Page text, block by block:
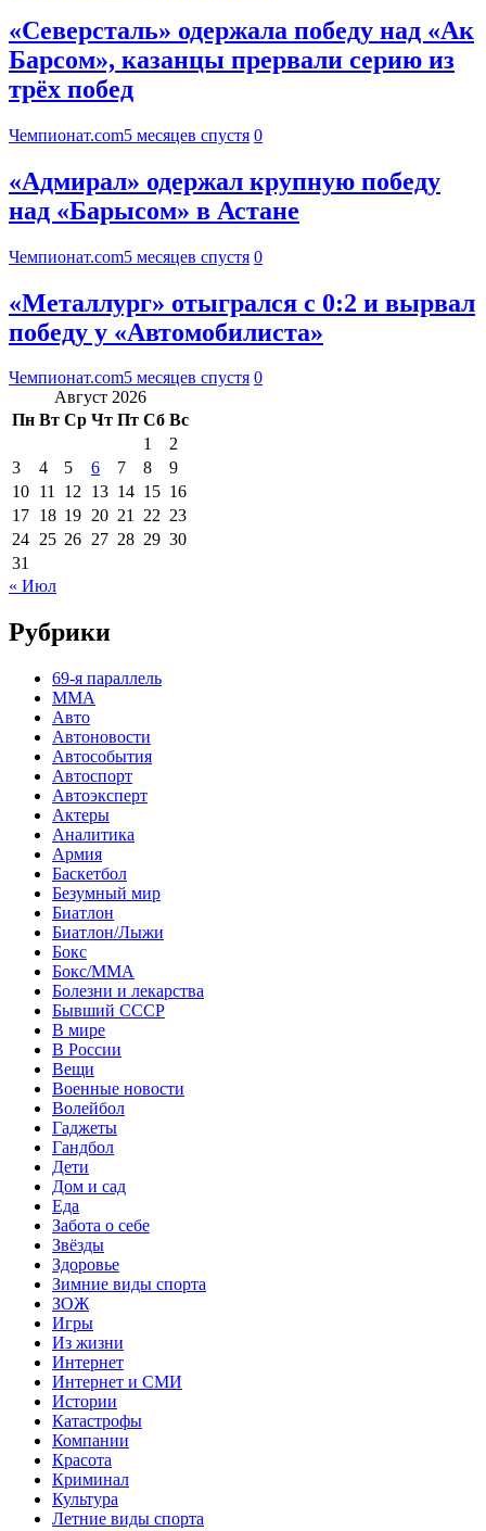
«Северсталь» одержала победу над «Ак
Барсом», казанцы прервали серию из
трёх побед
Чемпионат.com5 месяцев спустя 0
«Адмирал» одержал крупную победу
над «Барысом» в Астане
Чемпионат.com5 месяцев спустя 0
«Металлург» отыгрался с 0:2 и вырвал
победу у «Автомобилиста»
Чемпионат.com5 месяцев спустя 0
Август 2026
Пн Вт Ср Чт Пт Сб Вс
1
2
3
4 5 6 7 8
9
10 11 12 13 14 15 16
17 18 19 20 21 22 23
24 25 26 27 28 29 30
31
« Июл
Рубрики
69-я параллель
MMA
Авто
Автоновости
Автособытия
Автоспорт
Автоэксперт
Актеры
Аналитика
Армия
Баскетбол
Безумный мир
Биатлон
Биатлон/Лыжи
Бокс
Бокс/MMA
Болезни и лекарства
Бывший СССР
В мире
В России
Вещи
Военные новости
Волейбол
Гаджеты
Гандбол
Дети
Дом и сад
Еда
Забота о себе
Звёзды
Здоровье
Зимние виды спорта
ЗОЖ
Игры
Из жизни
Интернет
Интернет и СМИ
Истории
Катастрофы
Компании
Красота
Криминал
Культура
Летние виды спорта